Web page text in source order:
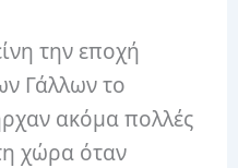
την εποχή
Γάλλων το
ακόμα πολλές
χώρα όταν